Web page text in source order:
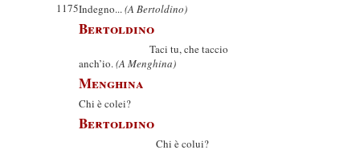
1175Indegno...(A Bertoldino)
Bertoldino
Taci tu, che taccio
anch’io.(A Menghina)
Menghina
Chi è colei?
Bertoldino
Chi è colui?